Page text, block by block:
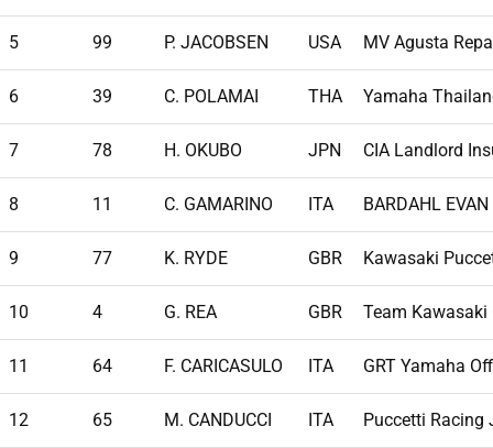
5 99 P. JACOBSEN USA MV Agusta
6 39 C. POLAMAI THA Yamaha
7 78 H. OKUBO JPN CIA Landlord
8 11 C. GAMARINO ITA BARDAHL
9 77 K. RYDE GBR Kawasaki
10 4 G. REA GBR Team Kawasaki
11 64 F. CARICASULO ITA GRT Yamaha
12 65 M. CANDUCCI ITA Puccetti Racing